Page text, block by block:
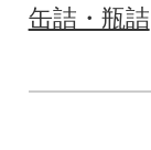
缶詰・瓶詰